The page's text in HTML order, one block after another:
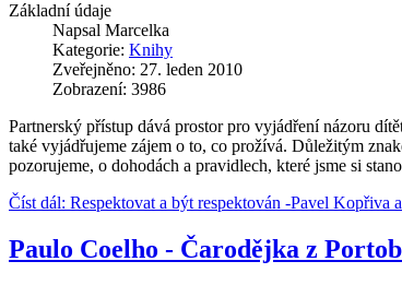
Základní údaje
Napsal Marcelka
Kategorie: Knihy
Zveřejněno: 27. leden 2010
Zobrazení: 3986
Partnerský přístup dává prostor pro vyjádření názoru
také vyjádřujeme zájem o to, co prožívá. Důležitým
pozorujeme, o dohodách a pravidlech, které jsme si
Číst dál: Respektovat a být respektován -Pavel Kopřiva
Paulo Coelho - Čarodějka z